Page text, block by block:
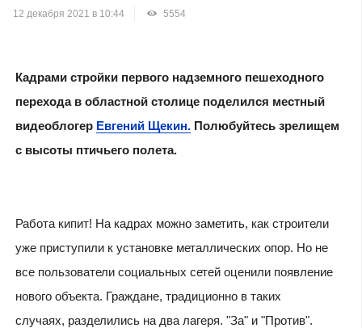
12 декабря 2021 в 10:44 5554
Кадрами стройки первого надземного пешеходного
перехода в областной столице поделился местный
видеоблогер Евгений Щекин.Полюбуйтесь зрелищем
с высоты птичьего полета.
Работа кипит! На кадрах можно заметить, как строители
уже приступили к установке металлических опор. Но не
все пользователи социальных сетей оценили появление
нового объекта. Граждане, традиционно в таких
случаях, разделились на два лагеря. "За" и "Против".